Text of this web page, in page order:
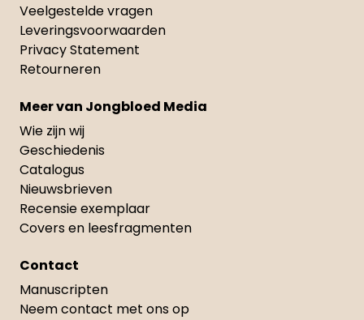
Veelgestelde vragen
Leveringsvoorwaarden
Privacy Statement
Retourneren
Meer van Jongbloed Media
Wie zijn wij
Geschiedenis
Catalogus
Nieuwsbrieven
Recensie exemplaar
Covers en leesfragmenten
Contact
Manuscripten
Neem contact met ons op